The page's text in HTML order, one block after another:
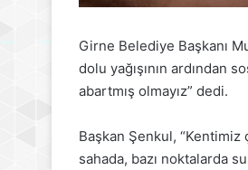
Girne Belediye Başkanı
dolu yağışının ardından
abartmış olmayız” dedi.
Başkan Şenkul, “Kentimiz
sahada, bazı noktalarda